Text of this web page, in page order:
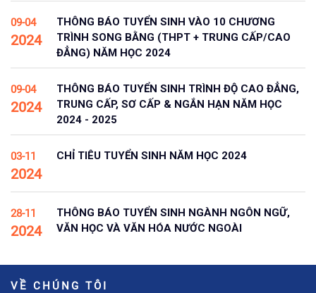
09-04
2024
THÔNG BÁO TUYỂN SINH VÀO 10 CHƯƠNG
TRÌNH SONG BẰNG (THPT + TRUNG CẤP/CAO
ĐẲNG) NĂM HỌC 2024
09-04
2024
THÔNG BÁO TUYỂN SINH TRÌNH ĐỘ CAO ĐẲNG,
TRUNG CẤP, SƠ CẤP & NGẮN HẠN NĂM HỌC
2024 - 2025
03-11
2024
CHỈ TIÊU TUYỂN SINH NĂM HỌC 2024
28-11
2024
THÔNG BÁO TUYỂN SINH NGÀNH NGÔN NGỮ,
VĂN HỌC VÀ VĂN HÓA NƯỚC NGOÀI
VỀ CHÚNG TÔI